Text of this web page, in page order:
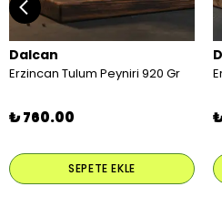
Dalcan
Erzincan Tulum Peyniri 920 Gr
₺ 760.00
SEPETE EKLE